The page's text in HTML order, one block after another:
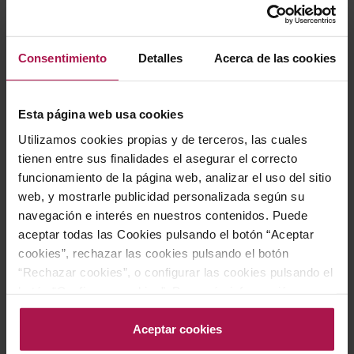
Consentimiento Detalles Acerca de las cookies
Esta página web usa cookies
Utilizamos cookies propias y de terceros, las cuales
tienen entre sus finalidades el asegurar el correcto
funcionamiento de la página web, analizar el uso del sitio
web, y mostrarle publicidad personalizada según su
navegación e interés en nuestros contenidos. Puede
aceptar todas las Cookies pulsando el botón “Aceptar
cookies”, rechazar las cookies pulsando el botón
“Rechazar cookies”, o configurar las cookies pulsando el
acceda a nuestra Política de Cookies.Para más
información acceda a nuestraPolítica de Cookies
Aceptar cookies
DO Ribeiro
Máis de Cunqueiro
Torrontés
Bodegas Cunqueiro
2024
17,40 €
Máis de Cunqueiro
Godello
Bodegas Cunqueiro
2024
17,40 €
-15%